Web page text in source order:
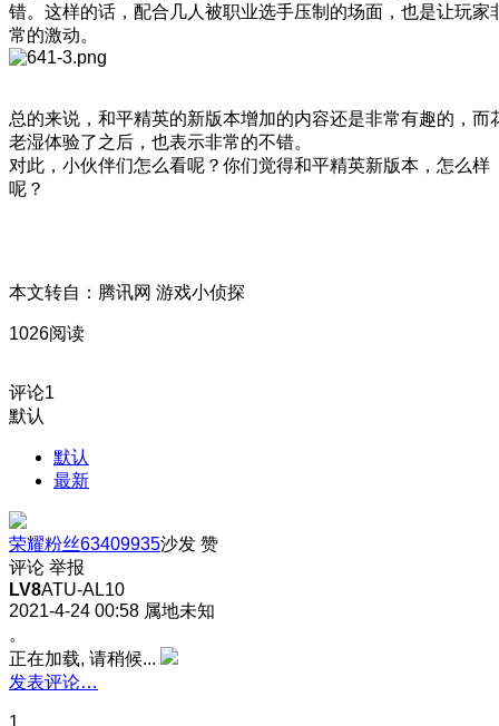
错。这样的话，配合几人被职业选手压制的场面，也是让玩家
常的激动。
总的来说，和平精英的新版本增加的内容还是非常有趣的，而
老湿体验了之后，也表示非常的不错。
对此，小伙伴们怎么看呢？你们觉得和平精英新版本，怎么样
呢？
本文转自：腾讯网 游戏小侦探
1026阅读
评论1
默认
默认
最新
荣耀粉丝63409935沙发 赞
评论 举报
LV8ATU-AL10
2021-4-24 00:58 属地未知
。
正在加载, 请稍候...
发表评论…
1